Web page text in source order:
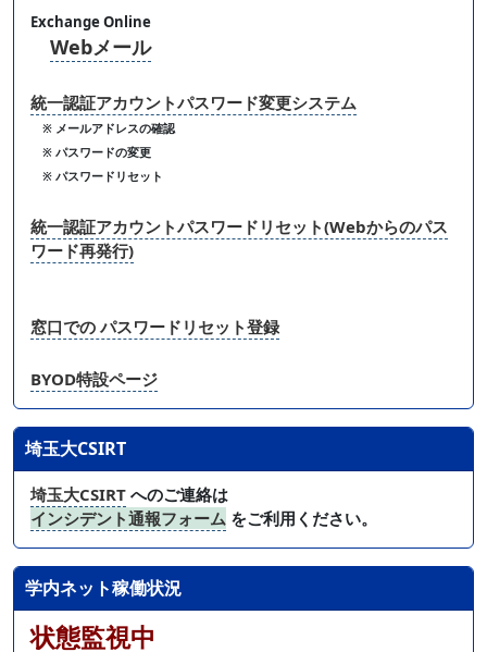
Exchange Online
Webメール
統一認証アカウントパスワード変更システム
※ メールアドレスの確認
※ パスワードの変更
※ パスワードリセット
統一認証アカウントパスワードリセット(Webからのパス
ワード再発行)
窓口での パスワードリセット登録
BYOD特設ページ
埼玉大CSIRT
埼玉大CSIRT へのご連絡は
インシデント通報フォーム をご利用ください。
学内ネット稼働状況
状態監視中